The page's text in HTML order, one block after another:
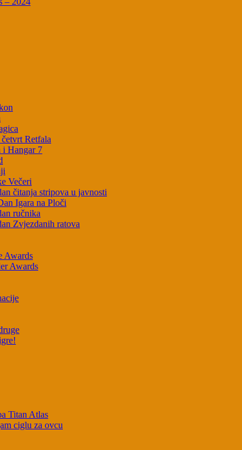
Retfala
i Hangar 7
Večeri
čitanja stripova u javnosti
Igara na Ploči
ručnika
Zvjezdanih ratova
Awards
Awards
Titan Atlas
ciglu za ovcu